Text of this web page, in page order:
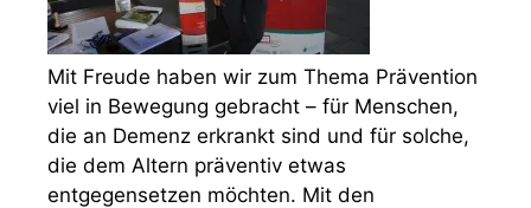
Mit Freude haben wir zum Thema Prävention
viel in Bewegung gebracht – für Menschen,
die an Demenz erkrankt sind und für solche,
die dem Altern präventiv etwas
entgegensetzen möchten. Mit den